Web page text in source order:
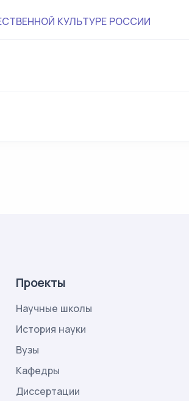
КУЛЬТУРЕ РОССИИ
Проекты
Научные школы
История науки
Вузы
Кафедры
Диссертации